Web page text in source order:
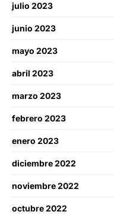
julio 2023
junio 2023
mayo 2023
abril 2023
marzo 2023
febrero 2023
enero 2023
diciembre 2022
noviembre 2022
octubre 2022